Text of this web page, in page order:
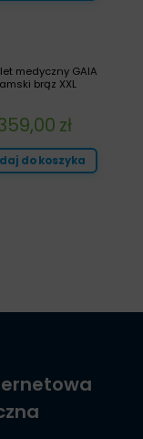
medyczny GAIA
brąz XXL
zł
do koszyka